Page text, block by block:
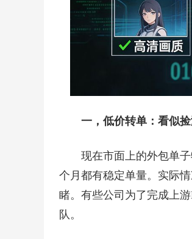
一，低价转单：看似
现在市面上的外包单
个月都有稳定单量。实际
睹。有些公司为了完成上
队。